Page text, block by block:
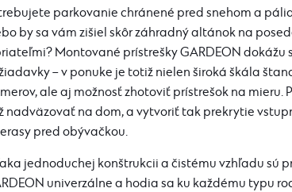
parkovanie chránené pred snehom a
by sa vám zišiel skôr záhradný altánok na
Montované prístrešky GARDEON dokážu
– v ponuke je totiž nielen široká škála
ale aj možnosť zhotoviť prístrešok na mieru.
nadväzovať na dom, a vytvoriť tak prekrytie
pred obývačkou.
jednoduchej konštrukcii a čistému vzhľadu sú
univerzálne a hodia sa ku každému typu